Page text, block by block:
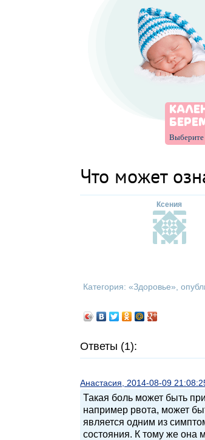
Что может
Ксения
Категория: «Здоровье»,
Ответы (1):
Анастасия, 2014-08-09
Такая боль может быть
например рвота, может
является одним из
состояния. К тому же она